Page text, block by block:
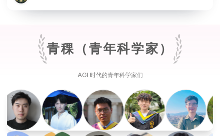
青稞（青年科学家）
AGI 时代的青年科学家们